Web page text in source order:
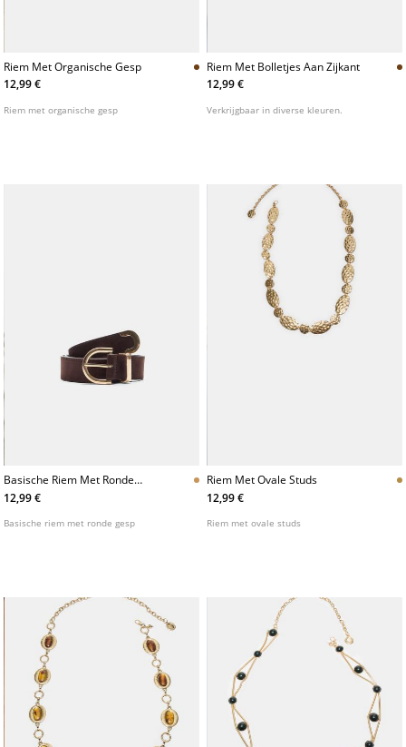
Riem Met Organische Gesp
12,99 €
Riem met organische gesp
Riem Met Bolletjes Aan Zijkant
12,99 €
Verkrijgbaar in diverse kleuren.
Basische Riem Met Ronde
Gesp
12,99 €
Basische riem met ronde gesp
Riem Met Ovale Studs
12,99 €
Riem met ovale studs